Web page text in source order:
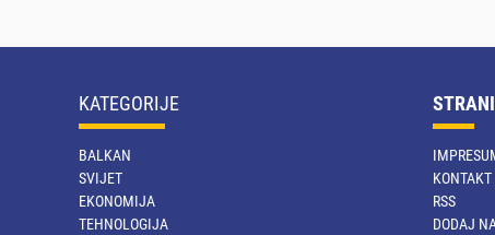
KATEGORIJE
BALKAN
SVIJET
EKONOMIJA
TEHNOLOGIJA
KONTAKT
RSS
DODAJ